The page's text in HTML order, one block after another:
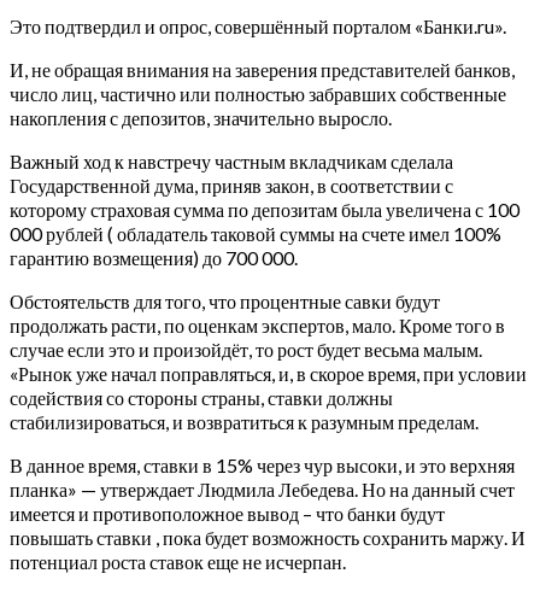
Это подтвердил и опрос, совершённый порталом «Банки.ru».
И, не обращая внимания на заверения представителей банков,
число лиц, частично или полностью забравших собственные
накопления с депозитов, значительно выросло.
Важный ход к навстречу частным вкладчикам сделала
Государственной дума, приняв закон, в соответствии с
которому страховая сумма по депозитам была увеличена с 100
000 рублей ( обладатель таковой суммы на счете имел 100%
гарантию возмещения) до 700 000.
Обстоятельств для того, что процентные савки будут
продолжать расти, по оценкам экспертов, мало. Кроме того в
случае если это и произойдёт, то рост будет весьма малым.
«Рынок уже начал поправляться, и, в скорое время, при условии
содействия со стороны страны, ставки должны
стабилизироваться, и возвратиться к разумным пределам.
В данное время, ставки в 15% через чур высоки, и это верхняя
планка» — утверждает Людмила Лебедева. Но на данный счет
имеется и противоположное вывод – что банки будут
повышать ставки , пока будет возможность сохранить маржу. И
потенциал роста ставок еще не исчерпан.